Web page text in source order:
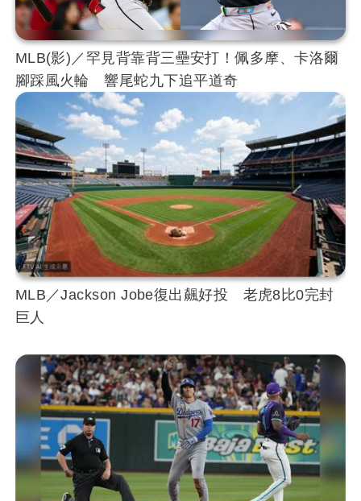
MLB／Jackson Jobe復出飆好投 老虎8比0完封
巨人
MLB(影)／罕見背靠背三壘安打！佩多摩、卡洛爾
腳踩風火輪 響尾蛇九下追平道奇